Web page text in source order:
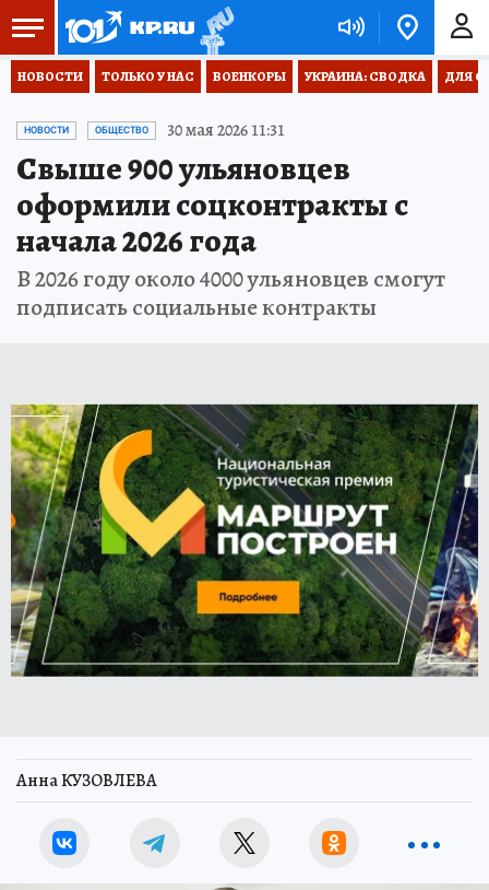
НОВОСТИ ТОЛЬКО У НАС ВОЕНКОРЫ УКРАИНА: СВОДКА ДЛЯ
НОВОСТИ ОБЩЕСТВО 30 мая 2026 11:31
Свыше 900 ульяновцев
оформили соцконтракты с
начала 2026 года
В 2026 году около 4000 ульяновцев смогут
подписать социальные контракты
Анна КУЗОВЛЕВА